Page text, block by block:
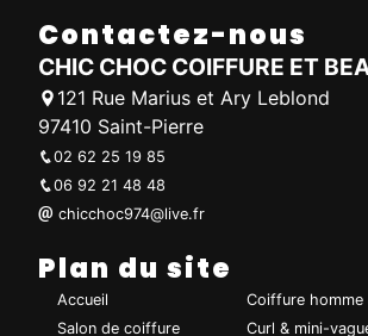
Contactez-nous
CHIC CHOC COIFFURE ET
121 Rue Marius et Ary Leblond
97410 Saint-Pierre
02 62 25 19 85
06 92 21 48 48
chicchoc974@live.fr
Plan du site
Accueil
Salon de coiffure
Coiffure homme
Curl & mini-